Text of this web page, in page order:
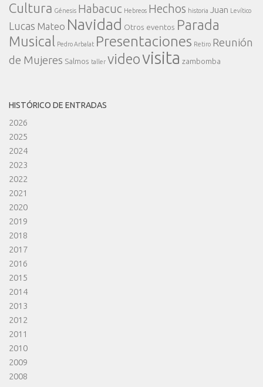
Cultura Génesis Habacuc Hebreos Hechos historia Juan Levítico
Lucas Mateo Navidad Otros eventos Parada
Musical
Pedro Arbalat Presentaciones Retiro Reunión
de Mujeres Salmos taller videovisita zambomba
HISTÓRICO DE ENTRADAS
2026
2025
2024
2023
2022
2021
2020
2019
2018
2017
2016
2015
2014
2013
2012
2011
2010
2009
2008